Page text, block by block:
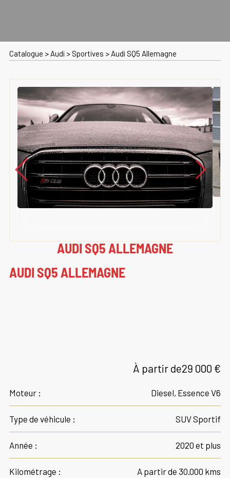
Catalogue > Audi > Sportives > Audi SQ5 Allemagne
AUDI SQ5 ALLEMAGNE
AUDI SQ5 ALLEMAGNE
À partir de29 000 €
Moteur : Diesel, Essence V6
Type de véhicule : SUV Sportif
Année : 2020 et plus
Kilométrage : A partir de 30.000 kms